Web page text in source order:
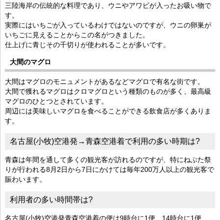
三陸海岸の伝統的な料理であり、ウニやアワビが入ったお吸い物で
す。
実際にはいちごが入っているわけではないのですが、ウニの卵巣が
いちごに見えることからこの名がつきました。
仕上げに青じその千切りが使われることが多いです。
大間のマグロ
大間はマグロのモニュメントがあるなどマグロで有名な街です。
大間で獲れるマグロはクロマグロという種類のものが多く、最高級
マグロのひとつとされています。
周辺には美味しいマグロを食べることができる飲食店が多くありま
す。
名古屋(小牧)空港発→青森空港着で利用の多い時期は?
青森は年間を通して多くの観光客が訪れるのですが、特にねぶた祭
りが行われる8月2日から7日にかけては毎年200万人以上の観光客で
賑わいます。
利用者の多い時間帯は?
名古屋(小牧)空港発青森空港着の便は9時台に1便、14時台に1便、